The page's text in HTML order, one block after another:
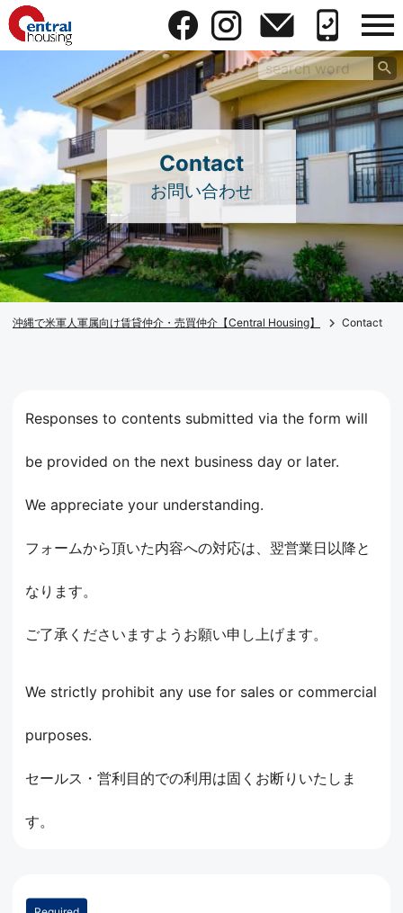
Contact
お問い合わせ
沖縄で米軍人軍属向け賃貸仲介・売買仲介【Central Housing】 Contact
Responses to contents submitted via the form will
be provided on the next business day or later.
We appreciate your understanding.
フォームから頂いた内容への対応は、翌営業日以降と
なります。
ご了承くださいますようお願い申し上げます。
We strictly prohibit any use for sales or commercial
purposes.
セールス・営利目的での利用は固くお断りいたしま
す。